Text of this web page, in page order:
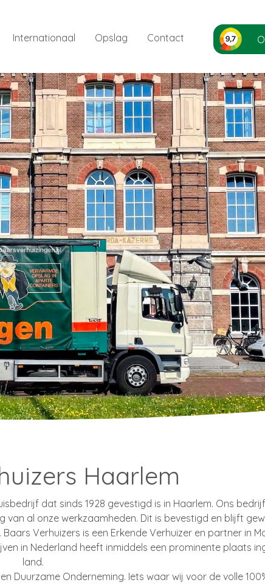
Internationaal Opslag Contact
Haarlem
dat sinds 1928 gevestigd is in Haarlem. Ons
al onze werkzaamheden. Dit is bevestigd en blijft
Verhuizers is een Erkende Verhuizer en partner in
in Nederland heeft inmiddels een prominente plaats
land.
Duurzame Onderneming. Iets waar wij voor de volle